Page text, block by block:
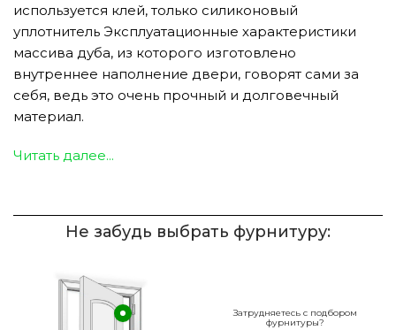
используется клей, только силиконовый
уплотнитель Эксплуатационные характеристики
массива дуба, из которого изготовлено
внутреннее наполнение двери, говорят сами за
себя, ведь это очень прочный и долговечный
материал.
Читать далее...
Не забудь выбрать фурнитуру:
Затрудняетесь с подбором
фурнитуры?